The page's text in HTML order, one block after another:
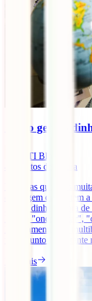
Como gerir o
IATI Blog
minutos de leitura
Uma das questões
de viagem online tem
gerir o dinheiro fora
levar", "onde trocar",
levantamento nos
um assunto importante
Ler mais